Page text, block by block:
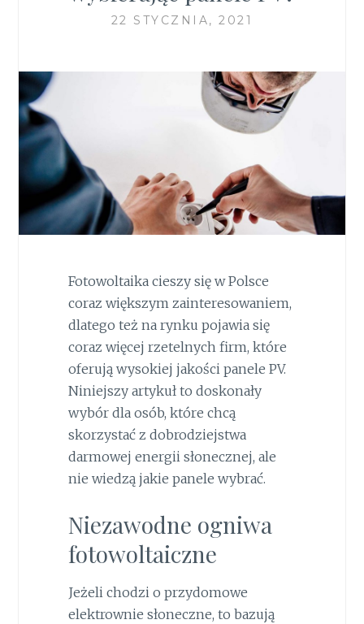
22 STYCZNIA, 2021
Fotowoltaika cieszy się w Polsce
coraz większym zainteresowaniem,
dlatego też na rynku pojawia się
coraz więcej rzetelnych firm, które
oferują wysokiej jakości panele PV.
Niniejszy artykuł to doskonały
wybór dla osób, które chcą
skorzystać z dobrodziejstwa
darmowej energii słonecznej, ale
nie wiedzą jakie panele wybrać.
Niezawodne ogniwa
fotowoltaiczne
Jeżeli chodzi o przydomowe
elektrownie słoneczne, to bazują